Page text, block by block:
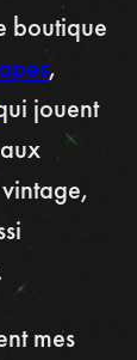
boutique
,
jouent
mes